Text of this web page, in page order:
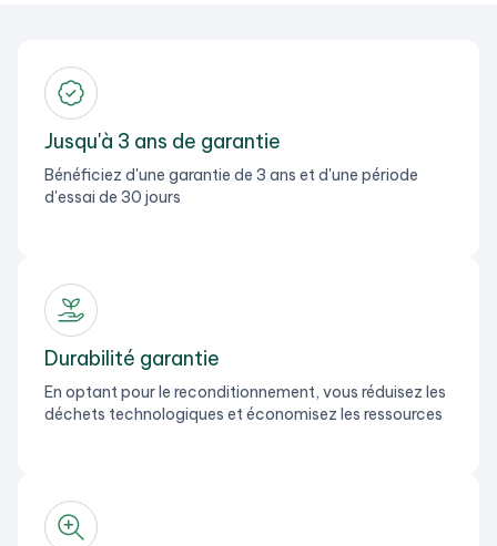
Jusqu'à 3 ans de garantie
Bénéficiez d'une garantie de 3 ans et d'une période
d'essai de 30 jours
Durabilité garantie
En optant pour le reconditionnement, vous réduisez les
déchets technologiques et économisez les ressources